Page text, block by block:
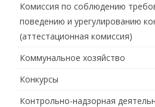
Комиссия по соблюдению
поведению и урегулированию
(аттестационная комиссия)
Коммунальное хозяйство
Конкурсы
Контрольно-надзорная